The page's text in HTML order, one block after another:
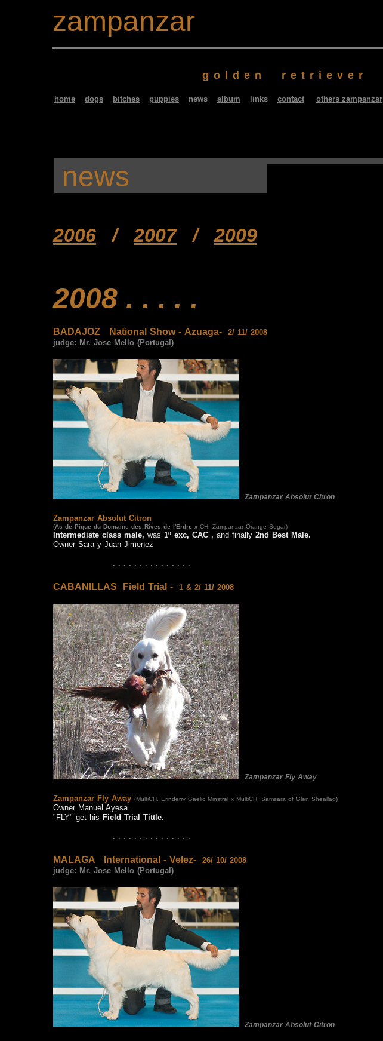
zampanzar
golden retriever
home dogs bitches puppies news album links contact others zampanzar
2008 . . . . .
BADAJOZ National Show - Azuaga- 2/ 11/ 2008
judge: Mr. Jose Mello (Portugal)
Zampanzar Absolut Citron
Zampanzar Absolut Citron
(As de Pique du Domaine des Rives de l'Erdre x CH. Zampanzar Orange Sugar)
Intermediate class male, was 1º exc, CAC , and finally 2nd Best Male.
Owner Sara y Juan Jimenez
· · · · · · · · · · · · · · ·
CABANILLAS Field Trial - 1 & 2/ 11/ 2008
Zampanzar Fly Away
Zampanzar Fly Away (MultiCH. Erinderry Gaelic Minstrel x MultiCH. Samsara of Glen Sheallag)
Owner Manuel Ayesa.
"FLY" get his Field Trial Tittle.
· · · · · · · · · · · · · · ·
MALAGA International - Velez- 26/ 10/ 2008
judge: Mr. Jose Mello (Portugal)
Zampanzar Absolut Citron
news
2006 /2007 /2009